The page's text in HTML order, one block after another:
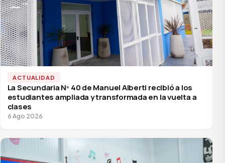
ACTUALIDAD
La Secundaria Nº 40 de Manuel Alberti recibió a los
estudiantes ampliada y transformada en la vuelta a
clases
6 Ago 2026